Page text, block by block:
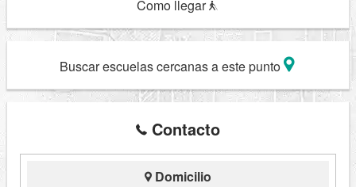
Como llegar
Buscar escuelas cercanas a este punto
Contacto
Domicilio